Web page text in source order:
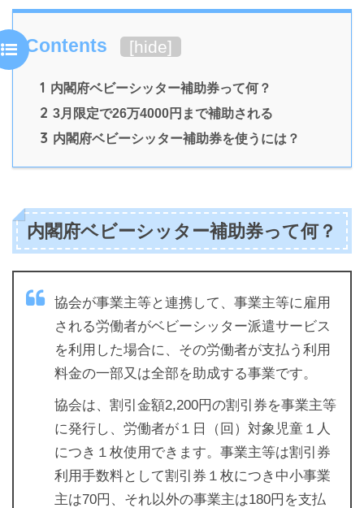
Contents [hide]
1 内閣府ベビーシッター補助券って何？
2 3月限定で26万4000円まで補助される
3 内閣府ベビーシッター補助券を使うには？
内閣府ベビーシッター補助券って何？
協会が事業主等と連携して、事業主等に雇用
される労働者がベビーシッター派遣サービス
を利用した場合に、その労働者が支払う利用
料金の一部又は全部を助成する事業です。
協会は、割引金額2,200円の割引券を事業主等
に発行し、労働者が１日（回）対象児童１人
につき１枚使用できます。事業主等は割引券
利用手数料として割引券１枚につき中小事業
主は70円、それ以外の事業主は180円を支払